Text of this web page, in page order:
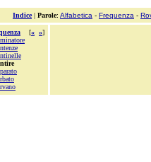
Indice| Parole: Alfabetica - Frequenza -
[« »]